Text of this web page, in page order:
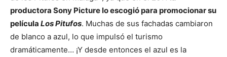
productora Sony Picture lo escogió para promocionar su
película Los Pitufos. Muchas de sus fachadas cambiaron
de blanco a azul, lo que impulsó el turismo
dramáticamente… ¡Y desde entonces el azul es la